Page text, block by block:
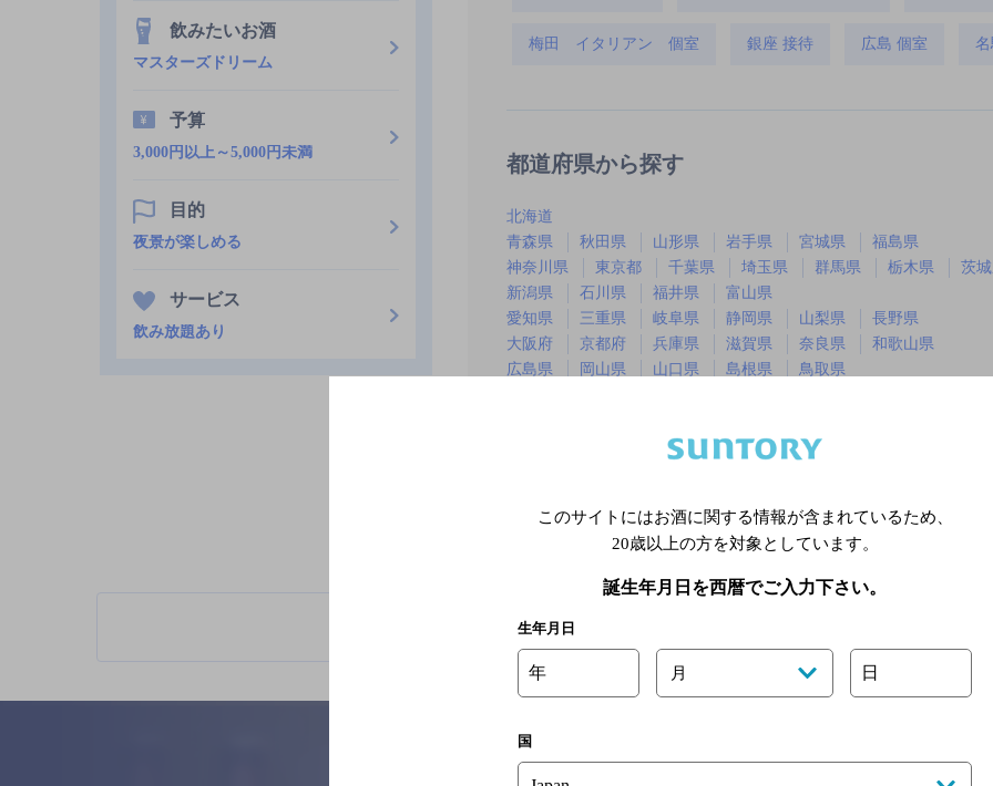
梅田 イタリアン 個室 銀座 接待 広島 個室
都道府県から探す
北海道
青森県
秋田県 山形県 岩手県 宮城県
福島県
神奈川県
東京都 千葉県 埼玉県 群馬県 栃木県
茨
新潟県
石川県 福井県
富山県
愛知県
三重県 岐阜県 静岡県 山梨県
長野県
大阪府
京都府 兵庫県 滋賀県 奈良県
和歌山県
広島県
岡山県 山口県 島根県
鳥取県
※店舗によりハイボール取り扱い銘
飲みたいお酒
マスターズドリーム
予算
3,000円以上～5,000円未満
目的
夜景が楽しめる
サービス
飲み放題あり
このサイトにはお酒に関する情報が含まれているため、
20歳以上の方を対象としています。
誕生年月日を西暦でご入力下さい。
生年月日
年 月 日
国